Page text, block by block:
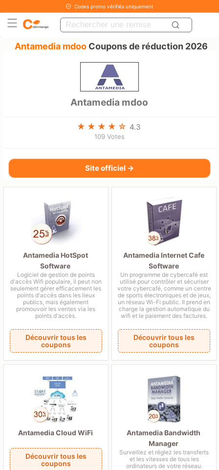
Codes promo vérifiés uniquement
Antamedia mdooCoupons de réduction 2026
Antamedia mdoo
4.3
109 Votes
Site officiel →
Antamedia HotSpot
Software
Logiciel de gestion de points
d'accès Wifi populaire, il peut non
seulement gérer efficacement les
points d'accès dans les lieux
publics, mais également
promouvoir les ventes via les
points d'accès.
Découvrir tous les
coupons
Antamedia Internet Cafe
Software
Un programme de cybercafé est
utilisé pour contrôler et sécuriser
votre cybercafé, comme un centre
de sports électroniques et de jeux,
un réseau Wi-Fi public. Il prend en
charge la gestion automatique du
wifi et le paiement des factures.
Découvrir tous les
coupons
Antamedia Cloud WiFi
Découvrir tous les
coupons
Antamedia Bandwidth
Manager
Surveillez et réglez les transferts
et les vitesses de tous les
ordinateurs de votre réseau.